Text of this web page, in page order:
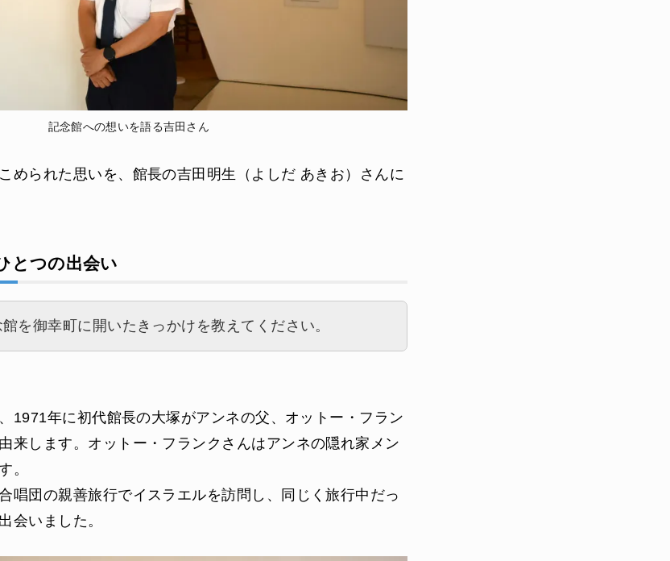
記念館への想いを語る吉田さん
められた思いを、館長の吉田明生（よしだ あきお）さんに
とつの出会い
を御幸町に開いたきっかけを教えてください。
1971年に初代館長の大塚がアンネの父、オットー・フラン
来します。オットー・フランクさんはアンネの隠れ家メン
。
唱団の親善旅行でイスラエルを訪問し、同じく旅行中だっ
会いました。